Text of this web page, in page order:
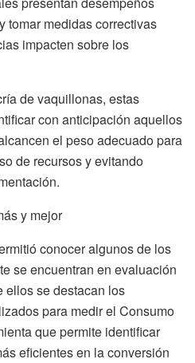
tomar medidas correctivas
impacten sobre los
de vaquillonas, estas
con anticipación aquellos
el peso adecuado para
de recursos y evitando
y mejor
conocer algunos de los
se encuentran en evaluación
ellos se destacan los
para medir el Consumo
que permite identificar
eficientes en la conversión